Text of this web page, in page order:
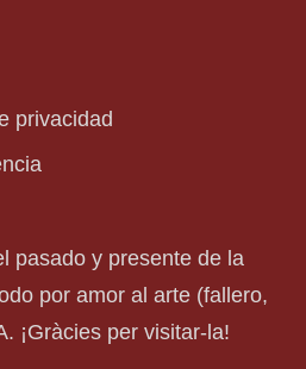
privacidad
pasado y presente de la
por amor al arte (fallero,
¡Gràcies per visitar-la!